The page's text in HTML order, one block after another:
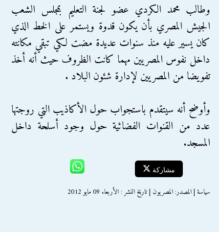
وطالب محمد الكردي عضو لجنة التعليم بمجلس الشعب
الجيش المصري بأن يكون قدوة ويستمر على الخط الذي
كان يسير عليه منذ سنوات عديدة مضت لكي تبقي مكانته
داخل نفوس المصريين مهما كانت الظروف حيث أنه أخذ
تفويضا من المصريين لإدارة شئون البلاد .
وأوضح أنه سيتقدم باستجواب حول الأكاذيب التي روجتها
عدد من القنوات الفضائية حول وجود أسلحة داخل
المسجد.
مشاركة
سياسة | المصدر: المصريون | تاريخ النشر : الأربعاء 09 مايو 2012